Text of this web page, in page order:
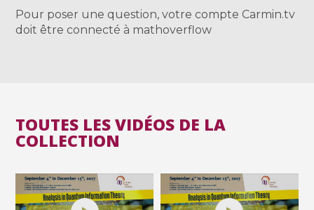
Pour poser une question, votre compte Carmin.tv
doit être connecté à mathoverflow
TOUTES LES VIDÉOS DE LA
COLLECTION